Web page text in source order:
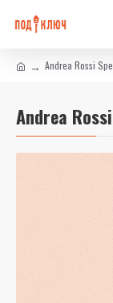
Andrea Rossi
Andrea